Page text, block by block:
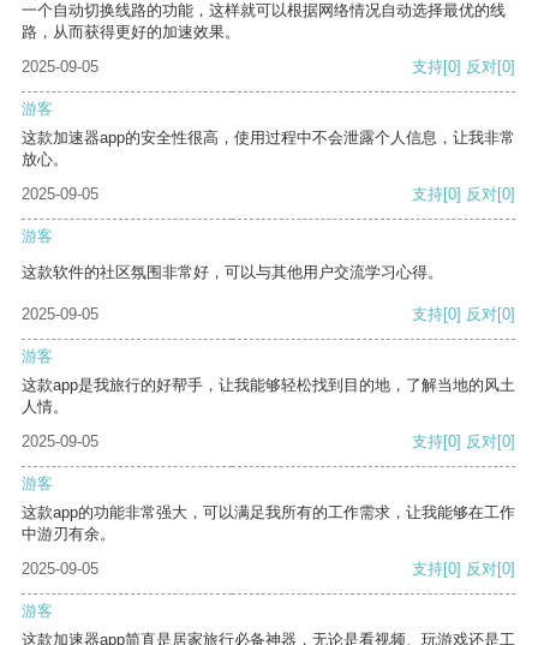
一个自动切换线路的功能，这样就可以根据网络情况自动选择最优的线
路，从而获得更好的加速效果。
2025-09-05
支持[0] 反对[0]
游客
这款加速器app的安全性很高，使用过程中不会泄露个人信息，让我非常
放心。
2025-09-05
支持[0] 反对[0]
游客
这款软件的社区氛围非常好，可以与其他用户交流学习心得。
2025-09-05 支持[0] 反对[0]
游客
这款app是我旅行的好帮手，让我能够轻松找到目的地，了解当地的风土
人情。
2025-09-05
支持[0] 反对[0]
游客
这款app的功能非常强大，可以满足我所有的工作需求，让我能够在工作
中游刃有余。
2025-09-05
支持[0] 反对[0]
游客
这款加速器app简直是居家旅行必备神器，无论是看视频、玩游戏还是工